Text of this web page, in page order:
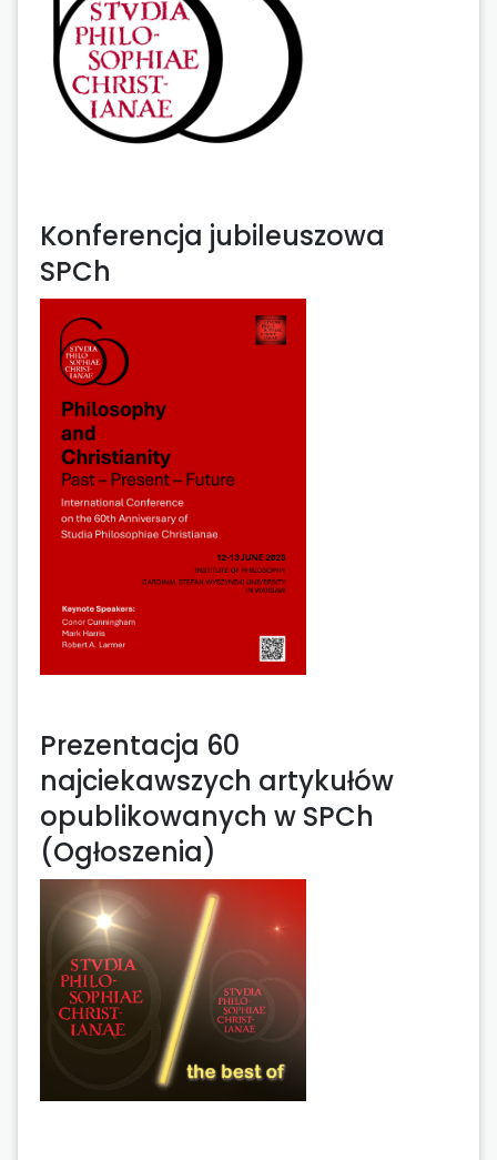
Konferencja jubileuszowa
SPCh
Prezentacja 60
najciekawszych artykułów
opublikowanych w SPCh
(Ogłoszenia)